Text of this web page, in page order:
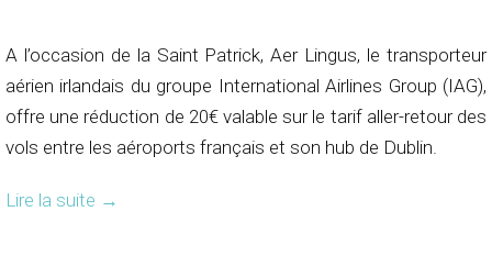
A l’occasion de la Saint Patrick, Aer Lingus, le transporteur
aérien irlandais du groupe International Airlines Group (IAG),
offre une réduction de 20€ valable sur le tarif aller-retour des
vols entre les aéroports français et son hub de Dublin.
Lire la suite →